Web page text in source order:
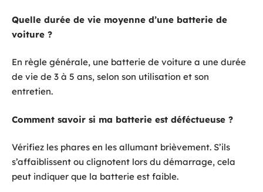
Quelle durée de vie moyenne d’une batterie de
voiture ?
En règle générale, une batterie de voiture a une durée
de vie de 3 à 5 ans, selon son utilisation et son
entretien.
Comment savoir si ma batterie est déféctueuse ?
Vérifiez les phares en les allumant brièvement. S’ils
s’affaiblissent ou clignotent lors du démarrage, cela
peut indiquer que la batterie est faible.